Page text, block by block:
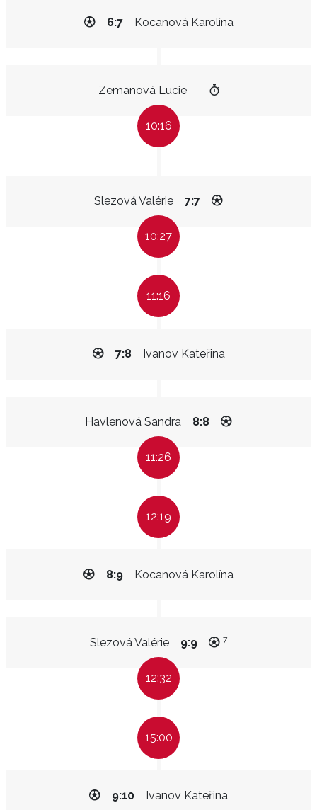
Kocanová Karolína
6:7
Zemanová Lucie
10:16
Slezová Valérie 7:7
10:27
11:16
Ivanov Kateřina
7:8
Havlenová Sandra 8:8
11:26
12:19
Kocanová Karolína
8:9
Slezová Valérie 9:9 7
12:32
15:00
Ivanov Kateřina
9:10